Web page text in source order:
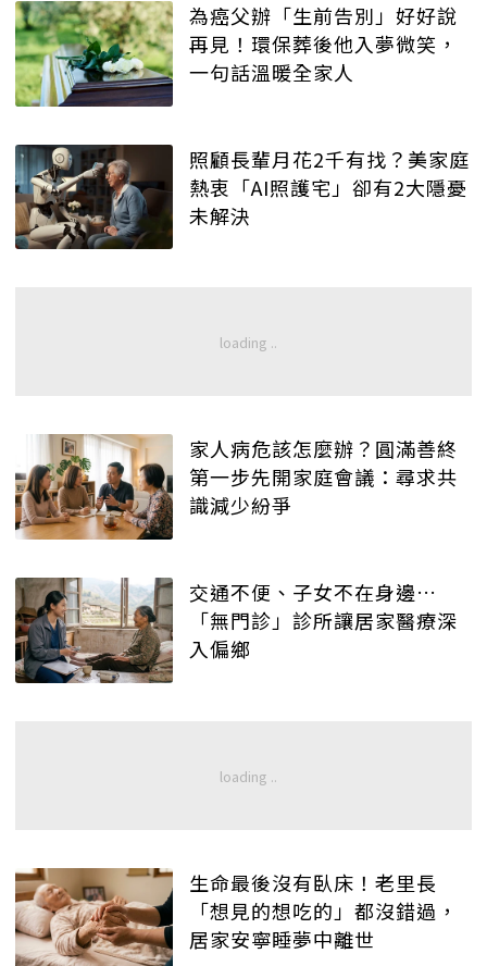
為癌父辦「生前告別」好好說
再見！環保葬後他入夢微笑，
一句話溫暖全家人
照顧長輩月花2千有找？美家庭
熱衷「AI照護宅」卻有2大隱憂
未解決
家人病危該怎麼辦？圓滿善終
第一步先開家庭會議：尋求共
識減少紛爭
交通不便、子女不在身邊…
「無門診」診所讓居家醫療深
入偏鄉
生命最後沒有臥床！老里長
「想見的想吃的」都沒錯過，
居家安寧睡夢中離世